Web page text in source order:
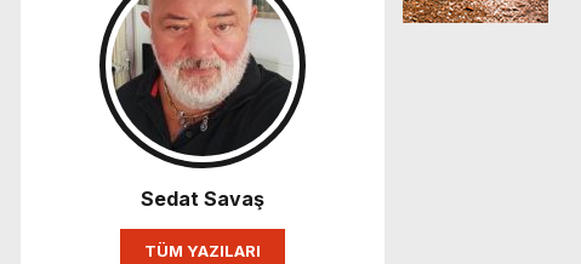
Sedat Savaş
TÜM YAZILARI